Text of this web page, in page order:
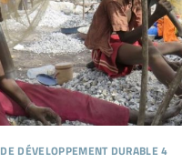
développement durable 4